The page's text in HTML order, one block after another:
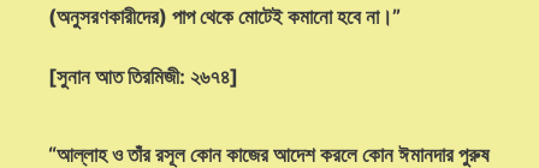
(অনুসরণকারীদের) পাপ থেকে মোটেই কমানো হবে না।”
[সুনান আত তিরমিজী: ২৬৭৪]
“আল্লাহ ও তাঁর রসূল কোন কাজের আদেশ করলে কোন ঈমানদার পুরুষ